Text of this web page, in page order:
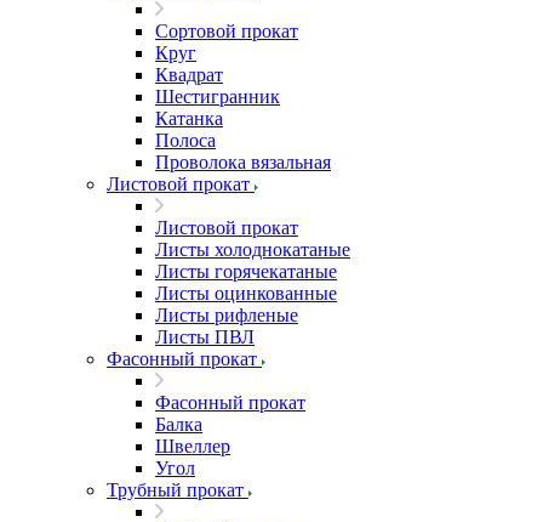
Сортовой прокат
Круг
Квадрат
Шестигранник
Катанка
Полоса
Проволока вязальная
Листовой прокат
Листовой прокат
Листы холоднокатаные
Листы горячекатаные
Листы оцинкованные
Листы рифленые
Листы ПВЛ
Фасонный прокат
Фасонный прокат
Балка
Швеллер
Угол
Трубный прокат